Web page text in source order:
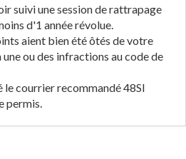
suivi une session de rattrapage
d'1 année révolue.
aient bien été ôtés de votre
ou des infractions au code de
le courrier recommandé 48SI
permis.